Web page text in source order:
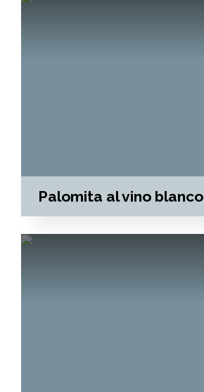
Palomita al vino blanco